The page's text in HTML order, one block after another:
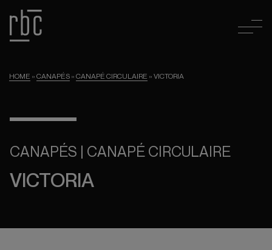
HOME » CANAPÉS » CANAPÉ CIRCULAIRE » VICTORIA
CANAPÉS | CANAPÉ CIRCULAIRE
VICTORIA